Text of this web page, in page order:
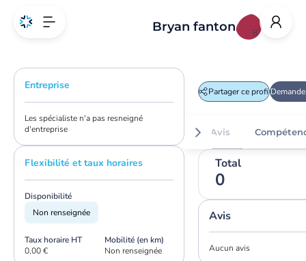
Entreprise
Les spécialiste n'a pas resneigné
d'entreprise
Flexibilité et taux horaires
Disponibilité
Non renseignée
Taux horaire HT
0,00 €
Mobilité (en km)
Non renseignée
B
Bryan fanton
Partager ce profil
Avis
Total
0
Avis
Aucun avis